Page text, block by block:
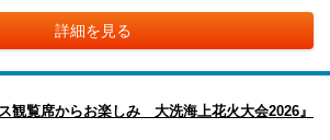
詳細を見る
観覧席からお楽しみ 大洗海上花火大会2026』